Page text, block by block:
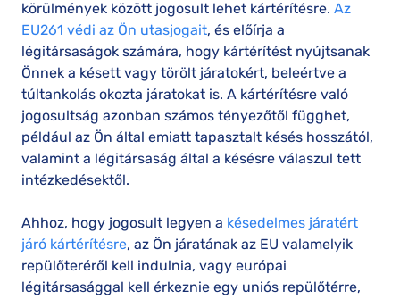
körülmények között jogosult lehet kártérítésre. Az
EU261 védi az Ön utasjogait, és előírja a
légitársaságok számára, hogy kártérítést nyújtsanak
Önnek a késett vagy törölt járatokért, beleértve a
túltankolás okozta járatokat is. A kártérítésre való
jogosultság azonban számos tényezőtől függhet,
például az Ön által emiatt tapasztalt késés hosszától,
valamint a légitársaság által a késésre válaszul tett
intézkedésektől.
Ahhoz, hogy jogosult legyen a késedelmes járatért
járó kártérítésre, az Ön járatának az EU valamelyik
repülőteréről kell indulnia, vagy európai
légitársasággal kell érkeznie egy uniós repülőtérre,